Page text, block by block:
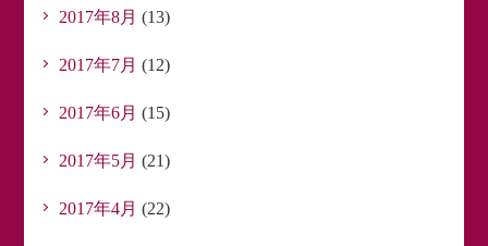
2017年8月 (13)
2017年7月 (12)
2017年6月 (15)
2017年5月 (21)
2017年4月 (22)